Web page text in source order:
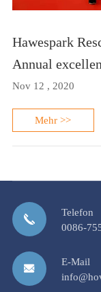
Hawespark
Annual
Nov 12 , 2020
Mehr >>
Telefon
0086-
E-Mail